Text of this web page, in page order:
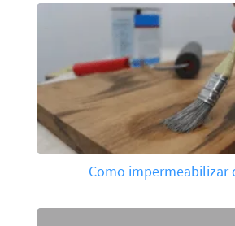
Como impermeabilizar